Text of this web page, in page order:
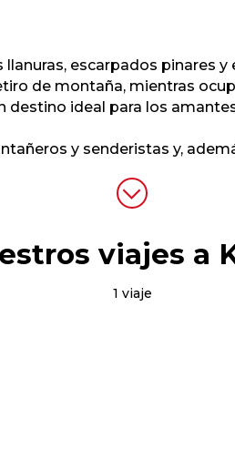
escarpados pinares
de montaña, mientras
destino ideal para los
y senderistas y,
viajes a
1 viaje